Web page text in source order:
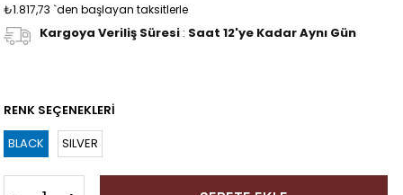
₺1.817,73 `den başlayan taksitlerle
Kargoya Veriliş Süresi : Saat 12'ye Kadar Aynı Gün
RENK SEÇENEKLERİ
BLACK
SILVER